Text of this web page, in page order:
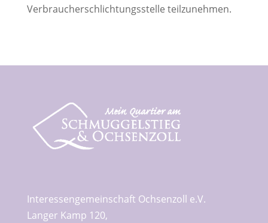
Verbraucherschlichtungsstelle teilzunehmen.
Interessengemeinschaft Ochsenzoll e.V.
Langer Kamp 120,